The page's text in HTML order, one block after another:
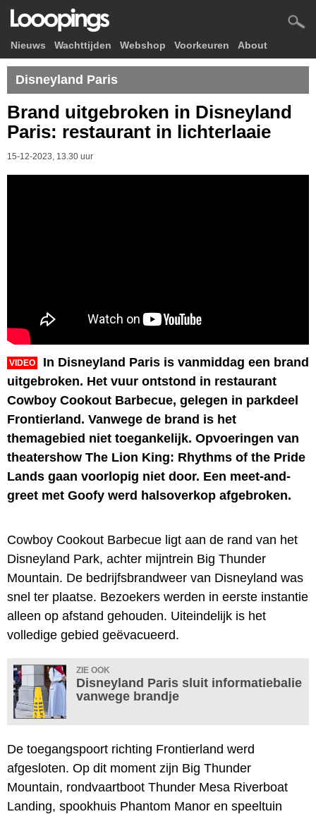
Nieuws Wachttijden Webshop Voorkeuren About
Disneyland Paris
Brand uitgebroken in Disneyland
Paris: restaurant in lichterlaaie
15-12-2023, 13.30 uur
VIDEO
In Disneyland Paris is vanmiddag een brand
uitgebroken. Het vuur ontstond in restaurant
Cowboy Cookout Barbecue, gelegen in parkdeel
Frontierland. Vanwege de brand is het
themagebied niet toegankelijk. Opvoeringen van
theatershow The Lion King: Rhythms of the Pride
Lands gaan voorlopig niet door. Een meet-and-
greet met Goofy werd halsoverkop afgebroken.
Cowboy Cookout Barbecue ligt aan de rand van het
Disneyland Park, achter mijntrein Big Thunder
Mountain. De bedrijfsbrandweer van Disneyland was
snel ter plaatse. Bezoekers werden in eerste instantie
alleen op afstand gehouden. Uiteindelijk is het
volledige gebied geëvacueerd.
ZIE OOK
Disneyland Paris sluit informatiebalie
vanwege brandje
De toegangspoort richting Frontierland werd
afgesloten. Op dit moment zijn Big Thunder
Mountain, rondvaartboot Thunder Mesa Riverboat
Landing, spookhuis Phantom Manor en speeltuin